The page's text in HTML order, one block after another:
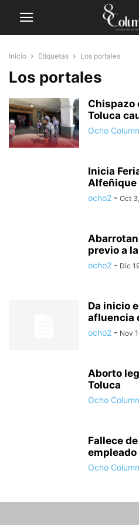
Inicio Etiquetas Los portales
Los portales
Chispazo
Toluca
Ocho
Inicia
Alfeñique
ocho2 - Oct
previo a
ocho2 - Dic
Da inicio
afluencia
ocho2 - Nov
Aborto
Toluca
Ocho
Fallece
Ocho